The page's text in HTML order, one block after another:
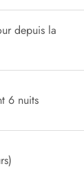
depuis la
6 nuits